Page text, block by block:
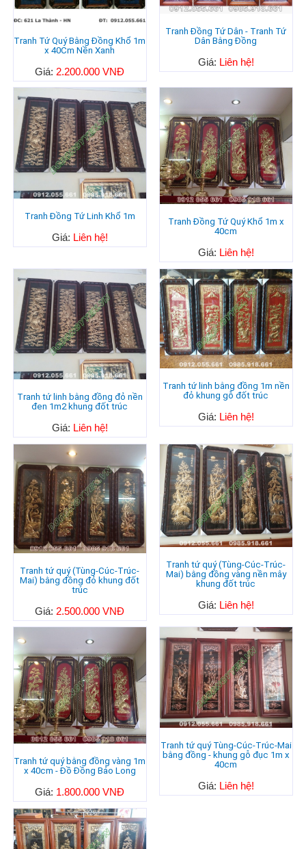
Tranh Tứ Quý Bằng Đồng Khổ 1m
x 40Cm Nền Xanh
Giá: 2.200.000 VNĐ
Tranh Đồng Tứ Dân - Tranh Tứ
Dân Bằng Đồng
Giá: Liên hệ!
Tranh Đồng Tứ Linh Khổ 1m
Giá: Liên hệ!
Tranh Đồng Tứ Quý Khổ 1m x
40cm
Giá: Liên hệ!
Tranh tứ linh bằng đồng đỏ nền
đen 1m2 khung đốt trúc
Giá: Liên hệ!
Tranh tứ linh bằng đồng 1m nền
đỏ khung gỗ đốt trúc
Giá: Liên hệ!
Tranh tứ quý (Tùng-Cúc-Trúc-
Mai) bằng đồng đỏ khung đốt
trúc
Giá: 2.500.000 VNĐ
Tranh tứ quý (Tùng-Cúc-Trúc-
Mai) bằng đồng vàng nền mây
khung đốt trúc
Giá: Liên hệ!
Tranh tứ quý bằng đồng vàng 1m
x 40cm - Đồ Đồng Bảo Long
Giá: 1.800.000 VNĐ
Tranh tứ quý Tùng-Cúc-Trúc-Mai
bằng đồng - khung gỗ đục 1m x
40cm
Giá: Liên hệ!